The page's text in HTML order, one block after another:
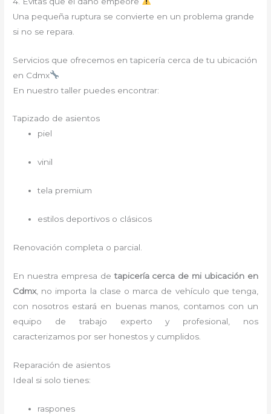
Una pequeña ruptura se convierte en un problema grande
si no se repara.
Servicios que ofrecemos en tapicería cerca de tu ubicación
en Cdmx
En nuestro taller puedes encontrar:
Tapizado de asientos
piel
vinil
tela premium
estilos deportivos o clásicos
Renovación completa o parcial.
En nuestra empresa detapicería cerca de mi ubicación en
Cdmx, no importa la clase o marca de vehículo que tenga,
con nosotros estará en buenas manos, contamos con un
equipo de trabajo experto y profesional, nos
caracterizamos por ser honestos y cumplidos.
Reparación de asientos
Ideal si solo tienes:
raspones